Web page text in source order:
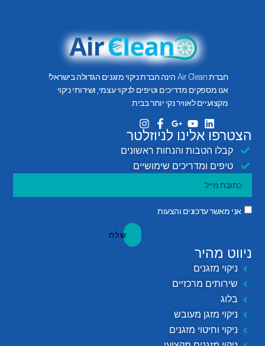
חברת Air Clean הינה חברת ניקוי מזגנים הגדולה בישראל!
אנו מספקים מדריכים וטיפים לניקוי עצמי, ושירותי ניקוי
מקצועיים לאוויר נקי יותר בבית.
ניווט מהיר
ניקוי מזגנים
שירותים מרכזיים
בלוג
ניקוי מזגן מעובש
ניקוי וחיטוי מזגנים
הצטרפו אלינו לניוזלטר
קבלו הטבות והנחות ראשונים
טיפים ומדריכים שימושיים
אני מאשר עדכונים והצעות
שלח